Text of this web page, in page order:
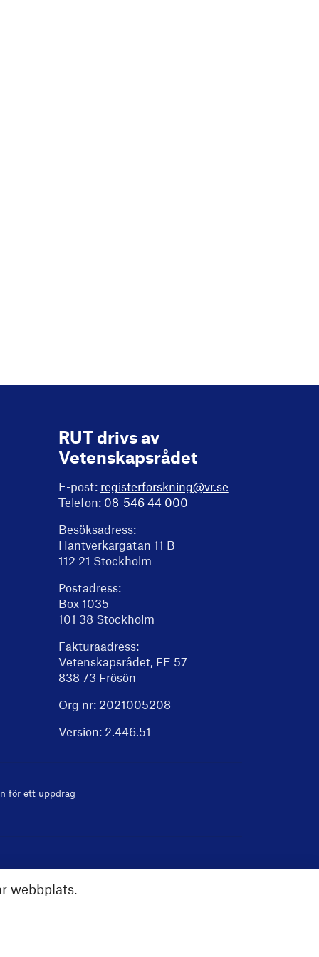
webbplats.
RUT drivs av
Vetenskapsrådet
E-post: registerforskning@vr.se
Telefon: 08-546 44 000
Besöksadress:
Hantverkargatan 11 B
112 21 Stockholm
Postadress:
Box 1035
101 38 Stockholm
Fakturaadress:
Vetenskapsrådet, FE 57
838 73 Frösön
Org nr: 2021005208
Version: 2.446.51
för ett uppdrag